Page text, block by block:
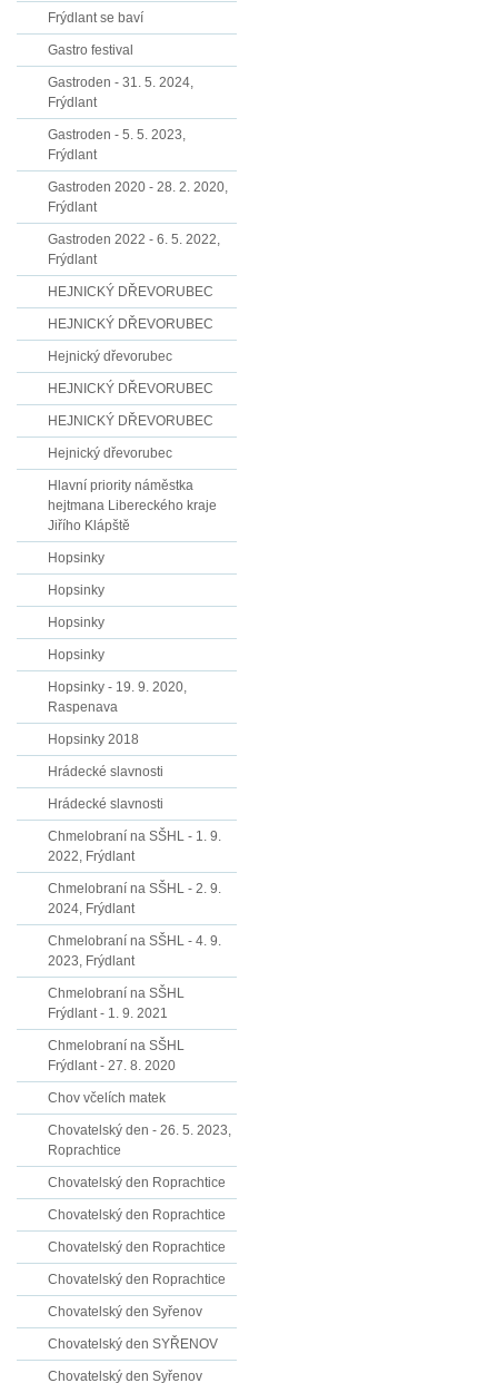
Frýdlant se baví
Gastro festival
Gastroden - 31. 5. 2024,
Frýdlant
Gastroden - 5. 5. 2023,
Frýdlant
Gastroden 2020 - 28. 2. 2020,
Frýdlant
Gastroden 2022 - 6. 5. 2022,
Frýdlant
HEJNICKÝ DŘEVORUBEC
HEJNICKÝ DŘEVORUBEC
Hejnický dřevorubec
HEJNICKÝ DŘEVORUBEC
HEJNICKÝ DŘEVORUBEC
Hejnický dřevorubec
Hlavní priority náměstka
hejtmana Libereckého kraje
Jiřího Klápště
Hopsinky
Hopsinky
Hopsinky
Hopsinky
Hopsinky - 19. 9. 2020,
Raspenava
Hopsinky 2018
Hrádecké slavnosti
Hrádecké slavnosti
Chmelobraní na SŠHL - 1. 9.
2022, Frýdlant
Chmelobraní na SŠHL - 2. 9.
2024, Frýdlant
Chmelobraní na SŠHL - 4. 9.
2023, Frýdlant
Chmelobraní na SŠHL
Frýdlant - 1. 9. 2021
Chmelobraní na SŠHL
Frýdlant - 27. 8. 2020
Chov včelích matek
Chovatelský den - 26. 5. 2023,
Roprachtice
Chovatelský den Roprachtice
Chovatelský den Roprachtice
Chovatelský den Roprachtice
Chovatelský den Roprachtice
Chovatelský den Syřenov
Chovatelský den SYŘENOV
Chovatelský den Syřenov